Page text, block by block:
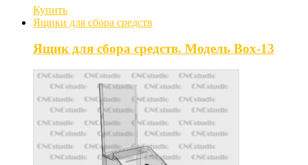
Купить
Ящики для сбора средств
Ящик для сбора средств. Модель Box-13